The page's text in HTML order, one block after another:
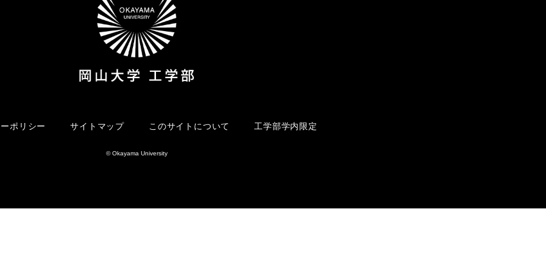
ポリシー サイトマップ このサイトについて 工学部学内限定
© Okayama University